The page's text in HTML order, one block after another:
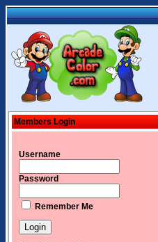
Members Login
Username
Password
Remember Me